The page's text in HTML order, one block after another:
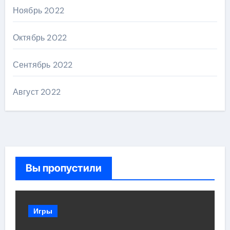
Ноябрь 2022
Октябрь 2022
Сентябрь 2022
Август 2022
Вы пропустили
Игры